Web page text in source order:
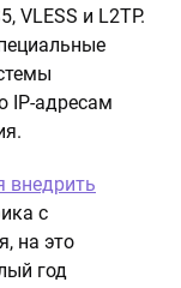
VLESS и L2TP.
IP-адресам
внедрить
с
на это
год